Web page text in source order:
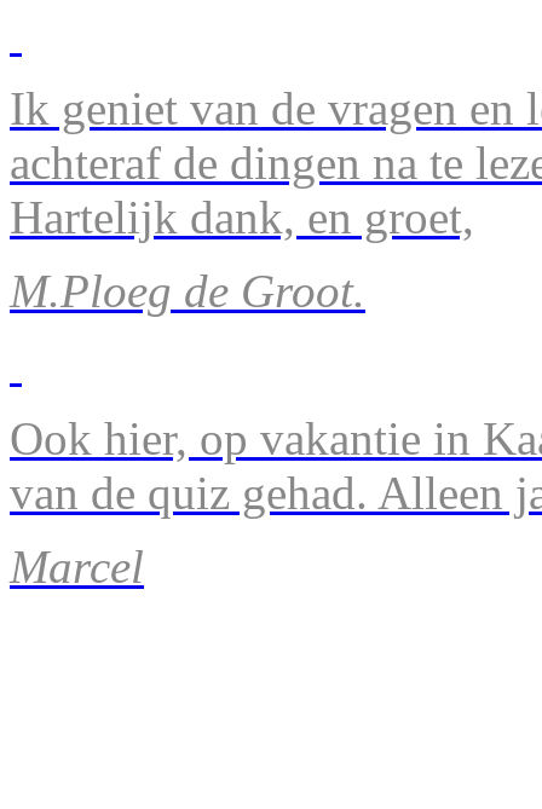
Ik geniet van de vragen en
achteraf de dingen na te
Hartelijk dank, en groet,
M.Ploeg de Groot.
Ook hier, op vakantie in
van de quiz gehad. Alleen
Marcel